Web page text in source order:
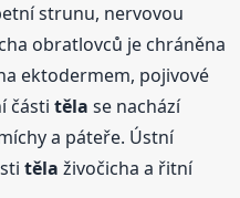
strunu, nervovou
obratlovců je chráněna
ektodermem, pojivové
částitěla se nachází
a páteře. Ústní
těla živočicha a řitní